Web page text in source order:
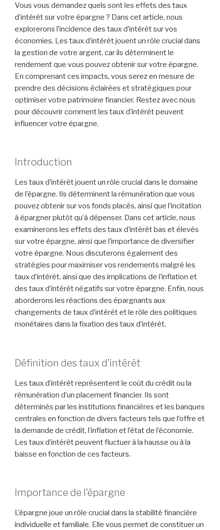
Vous vous demandez quels sont les effets des taux
d’intérêt sur votre épargne ? Dans cet article, nous
explorerons l’incidence des taux d’intérêt sur vos
économies. Les taux d’intérêt jouent un rôle crucial dans
la gestion de votre argent, car ils déterminent le
rendement que vous pouvez obtenir sur votre épargne.
En comprenant ces impacts, vous serez en mesure de
prendre des décisions éclairées et stratégiques pour
optimiser votre patrimoine financier. Restez avec nous
pour découvrir comment les taux d’intérêt peuvent
influencer votre épargne.
Introduction
Les taux d’intérêt jouent un rôle crucial dans le domaine
de l’épargne. Ils déterminent la rémunération que vous
pouvez obtenir sur vos fonds placés, ainsi que l’incitation
à épargner plutôt qu’à dépenser. Dans cet article, nous
examinerons les effets des taux d’intérêt bas et élevés
sur votre épargne, ainsi que l’importance de diversifier
votre épargne. Nous discuterons également des
stratégies pour maximiser vos rendements malgré les
taux d’intérêt, ainsi que des implications de l’inflation et
des taux d’intérêt négatifs sur votre épargne. Enfin, nous
aborderons les réactions des épargnants aux
changements de taux d’intérêt et le rôle des politiques
monétaires dans la fixation des taux d’intérêt.
Définition des taux d’intérêt
Les taux d’intérêt représentent le coût du crédit ou la
rémunération d’un placement financier. Ils sont
déterminés par les institutions financières et les banques
centrales en fonction de divers facteurs tels que l’offre et
la demande de crédit, l’inflation et l’état de l’économie.
Les taux d’intérêt peuvent fluctuer à la hausse ou à la
baisse en fonction de ces facteurs.
Importance de l’épargne
L’épargne joue un rôle crucial dans la stabilité financière
individuelle et familiale. Elle vous permet de constituer un